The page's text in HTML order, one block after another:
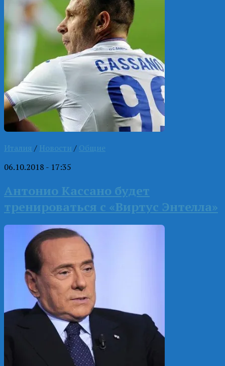
Италия / Новости / Общие
06.10.2018 - 17:35
Антонио Кассано будет
тренироваться с «Виртус Энтелла»